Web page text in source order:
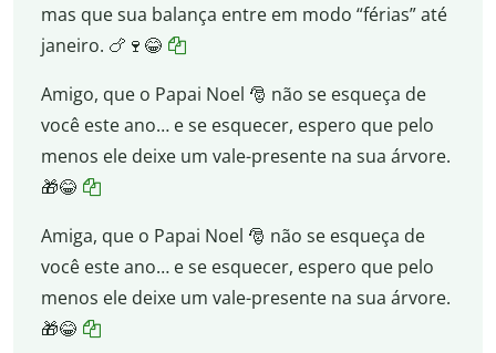
mas que sua balança entre em modo “férias” até
janeiro. 🍗🍷😂
Amigo, que o Papai Noel 🎅 não se esqueça de
você este ano… e se esquecer, espero que pelo
menos ele deixe um vale-presente na sua árvore.
🎁😂
Amiga, que o Papai Noel 🎅 não se esqueça de
você este ano… e se esquecer, espero que pelo
menos ele deixe um vale-presente na sua árvore.
🎁😂